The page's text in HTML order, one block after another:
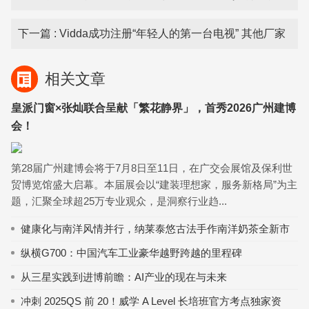
下一篇 : Vidda成功注册“年轻人的第一台电视” 其他厂家
以后不能乱用了
相关文章
皇派门窗×张灿联合呈献「繁花静界」，首秀2026广州建博
会！
第28届广州建博会将于7月8日至11日，在广交会展馆及保利世
贸博览馆盛大启幕。本届展会以“建装理想家，服务新格局”为主
题，汇聚全球超25万专业观众，是洞察行业趋...
健康化与南洋风情并行，纳莱泰悠古法手作南洋奶茶全新市
场机遇
纵横G700：中国汽车工业豪华越野跨越的里程碑
从三星实践到进博前瞻：AI产业的现在与未来
冲刺 2025QS 前 20！威学 A Level 长培班官方考点独家资